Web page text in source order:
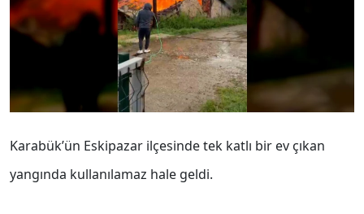
Karabük’ün Eskipazar ilçesinde tek katlı bir ev çıkan
yangında kullanılamaz hale geldi.